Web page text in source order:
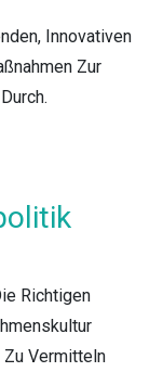
Innovativen
Zur
Richtigen
Vermitteln